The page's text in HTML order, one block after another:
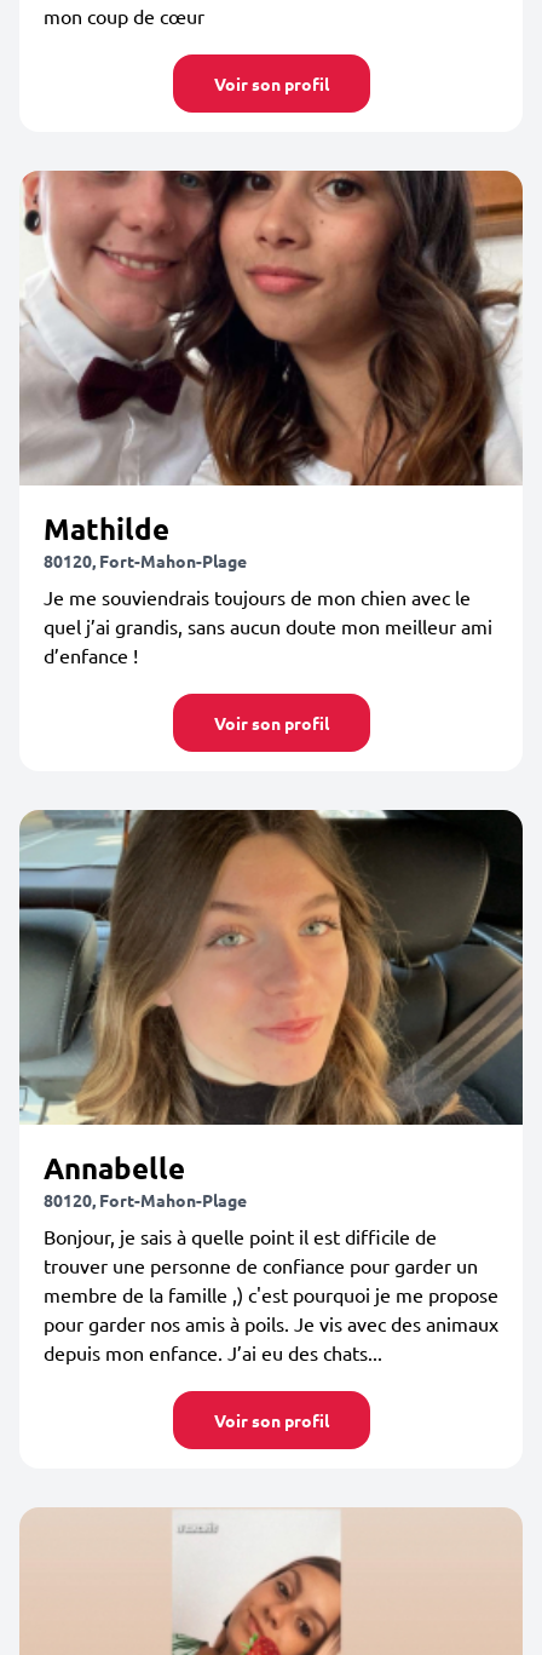
mon coup de cœur
Voir son profil
Mathilde
80120, Fort-Mahon-Plage
Je me souviendrais toujours de mon chien avec le
quel j’ai grandis, sans aucun doute mon meilleur ami
d’enfance !
Voir son profil
Annabelle
80120, Fort-Mahon-Plage
Bonjour, je sais à quelle point il est difficile de
trouver une personne de confiance pour garder un
membre de la famille ,) c'est pourquoi je me propose
pour garder nos amis à poils. Je vis avec des animaux
depuis mon enfance. J’ai eu des chats...
Voir son profil